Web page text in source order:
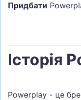
Придбати
Історія
Powerplay - це